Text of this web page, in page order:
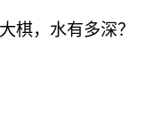
棋，水有多深？